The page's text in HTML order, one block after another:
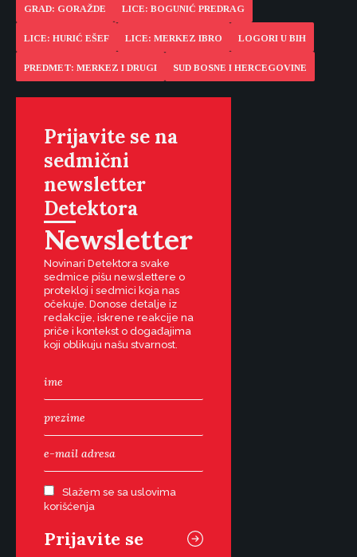
GRAD: GORAŽDE LICE: BOGUNIĆ PREDRAG
LICE: HURIĆ EŠEF LICE: MERKEZ IBRO LOGORI U BIH
PREDMET: MERKEZ I DRUGI SUD BOSNE I HERCEGOVINE
Prijavite se na
sedmični
newsletter
Detektora
Newsletter
Novinari Detektora svake
sedmice pišu newslettere o
protekloj i sedmici koja nas
očekuje. Donose detalje iz
redakcije, iskrene reakcije na
priče i kontekst o događajima
koji oblikuju našu stvarnost.
Slažem se sa uslovima
korišćenja